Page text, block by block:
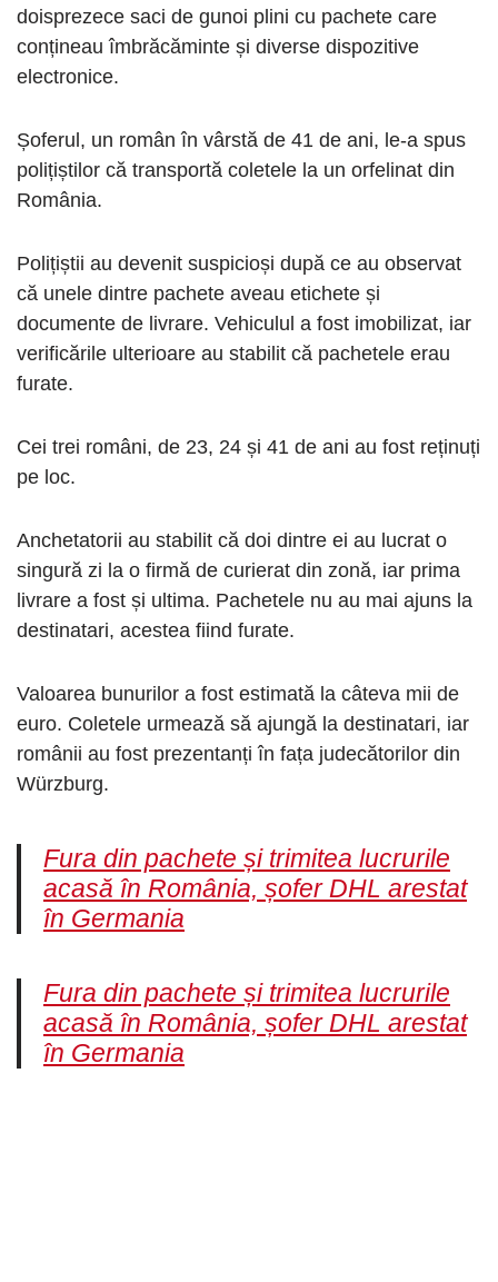
doisprezece saci de gunoi plini cu pachete care
conțineau îmbrăcăminte și diverse dispozitive
electronice.
Șoferul, un român în vârstă de 41 de ani, le-a spus
polițiștilor că transportă coletele la un orfelinat din
România.
Polițiștii au devenit suspicioși după ce au observat
că unele dintre pachete aveau etichete și
documente de livrare. Vehiculul a fost imobilizat, iar
verificările ulterioare au stabilit că pachetele erau
furate.
Cei trei români, de 23, 24 și 41 de ani au fost reținuți
pe loc.
Anchetatorii au stabilit că doi dintre ei au lucrat o
singură zi la o firmă de curierat din zonă, iar prima
livrare a fost și ultima. Pachetele nu au mai ajuns la
destinatari, acestea fiind furate.
Valoarea bunurilor a fost estimată la câteva mii de
euro. Coletele urmează să ajungă la destinatari, iar
românii au fost prezentanți în fața judecătorilor din
Würzburg.
Fura din pachete și trimitea lucrurile
acasă în România, șofer DHL arestat
în Germania
Fura din pachete și trimitea lucrurile
acasă în România, șofer DHL arestat
în Germania